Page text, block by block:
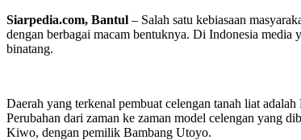
Siarpedia.com, Bantul – Salah satu kebiasaan
dengan berbagai macam bentuknya. Di Indonesia media
binatang.
Daerah yang terkenal pembuat celengan tanah liat
Perubahan dari zaman ke zaman model celengan yang
Kiwo, dengan pemilik Bambang Utoyo.